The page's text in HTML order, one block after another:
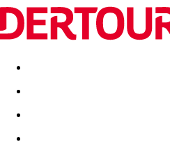
Destinatii Vacanta perfecta